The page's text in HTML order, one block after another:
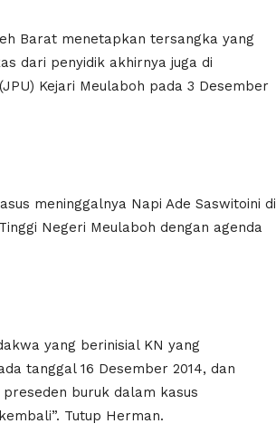
Barat menetapkan tersangka yang
dari penyidik akhirnya juga di
Kejari Meulaboh pada 3 Desember
meninggalnya Napi Ade Saswitoini di
Negeri Meulaboh dengan agenda
yang berinisial KN yang
tanggal 16 Desember 2014, dan
buruk dalam kasus
Tutup Herman.